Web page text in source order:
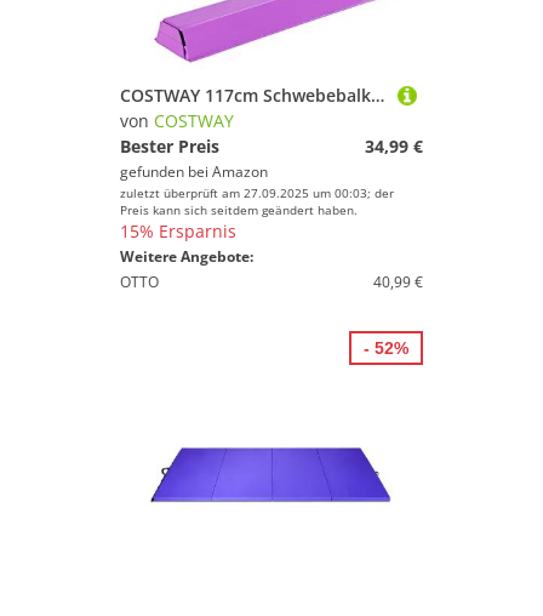
COSTWAY 117cm Schwebebalken, Balken Turnen mit Klettverschluss, Balance Beam, Gymnastikbalken zum zuhause Turnen, Balance Balken ideal für Springen, Handstand und Radschlag (Lila)
von COSTWAY
Bester Preis
34,99 €
gefunden bei Amazon
zuletzt überprüft am 27.09.2025 um 00:03; der
Preis kann sich seitdem geändert haben.
15% Ersparnis
Weitere Angebote:
OTTO
40,99 €
- 52%